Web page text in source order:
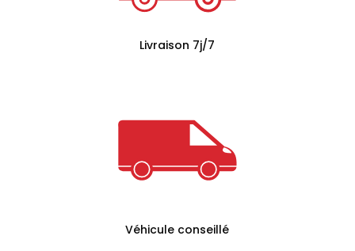
Livraison 7j/7
Véhicule conseillé